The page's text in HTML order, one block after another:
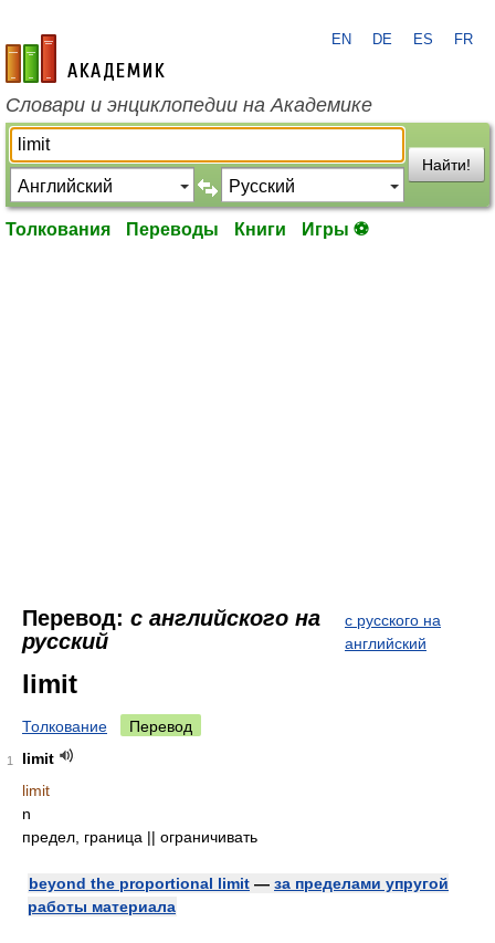
academic.ru
EN DE ES FR
Словари и энциклопедии на Академике
Найти!
Толкования Переводы Книги Игры ⚽
Перевод: с английского на
русский
с русского на
английский
limit
Толкование Перевод
1
limit
limit
n
предел, граница || ограничивать
beyond the proportional limit — за пределами упругой
работы материала